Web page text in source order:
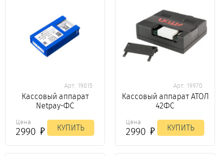
Арт. 19815
Кассовый аппарат
Netpay-ФС
Цена
2990 КУПИТЬ
Арт. 19970
Кассовый аппарат АТОЛ
42ФС
Цена
2990 КУПИТЬ